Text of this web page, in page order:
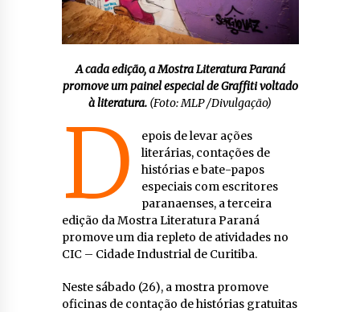
A cada edição, a Mostra Literatura Paraná
promove um painel especial de Graffiti voltado
à literatura. (Foto: MLP /Divulgação)
D
epois de levar ações
literárias, contações de
histórias e bate-papos
especiais com escritores
paranaenses, a terceira
edição da Mostra Literatura Paraná
promove um dia repleto de atividades no
CIC – Cidade Industrial de Curitiba.
Neste sábado (26), a mostra promove
oficinas de contação de histórias gratuitas